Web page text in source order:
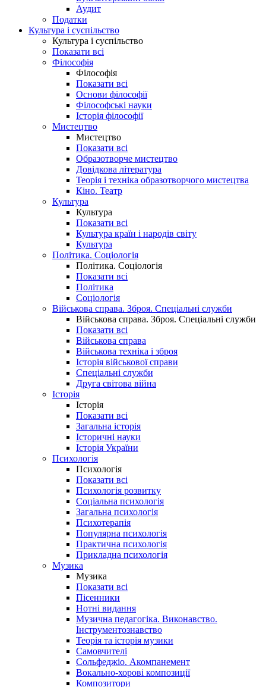
Аудит
Податки
Культура і суспільство
Культура і суспільство
Показати всі
Філософія
Філософія
Показати всі
Основи філософії
Філософські науки
Історія філософії
Мистецтво
Мистецтво
Показати всі
Образотворче мистецтво
Довідкова література
Теорія і техніка образотворчого мистецтва
Кіно. Театр
Культура
Культура
Показати всі
Культура країн і народів світу
Культура
Політика. Соціологія
Політика. Соціологія
Показати всі
Політика
Соціологія
Військова справа. Зброя. Спеціальні служби
Військова справа. Зброя. Спеціальні служби
Показати всі
Військова справа
Військова техніка і зброя
Історія військової справи
Спеціальні служби
Друга світова війна
Історія
Історія
Показати всі
Загальна історія
Історичні науки
Історія України
Психологія
Психологія
Показати всі
Психологія розвитку
Соціальна психологія
Загальна психологія
Психотерапія
Популярна психологія
Практична психологія
Прикладна психологія
Музика
Музика
Показати всі
Пісенники
Нотні видання
Музична педагогіка. Виконавство.
Інструментознавство
Теорія та історія музики
Самовчителі
Сольфеджіо. Акомпанемент
Вокально-хорові композиції
Композитори